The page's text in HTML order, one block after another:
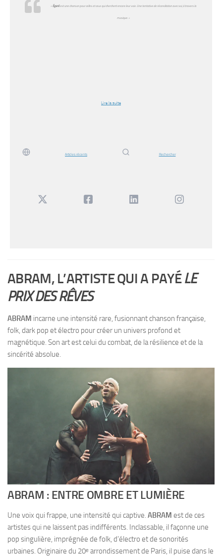
​«Égaré​est une chanson pour celles et ceux qui cherchent encore leur voix. Une tentative de réconciliation avec soi, à travers la
musique. »
Lire la suite
Articles récents Rechercher
ABRAM, L’ARTISTE QUI A PAYÉLE
PRIX DES RÊVES
ABRAM incarne une intensité rare, fusionnant chanson française,
folk, dark pop et électro pour créer un univers profond et
magnétique. Son art est celui du combat, de la résilience et de la
sincérité absolue.
ABRAM : ENTRE OMBRE ET LUMIÈRE
Une voix qui frappe, une intensité qui captive. ABRAM est de ces
artistes qui ne laissent pas indifférents. Inclassable, il façonne une
pop singulière, imprégnée de folk, d’électro et de sonorités
urbaines. Originaire du 20ᵉ arrondissement de Paris, il puise dans le